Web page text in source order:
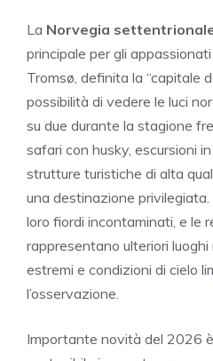
La Norvegia
principale per gli appassionati
Tromsø, definita la “capitale
possibilità di vedere le luci
su due durante la stagione
safari con husky, escursioni
strutture turistiche di alta
una destinazione
loro fiordi incontaminati, e le
rappresentano ulteriori
estremi e condizioni di cielo
l’osservazione.
Importante novità del 2026